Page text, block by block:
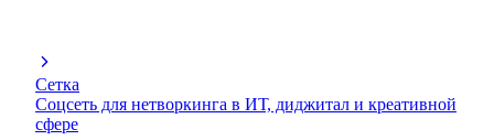
Сетка
Соцсеть для нетворкинга в ИТ, диджитал и креативной
сфере